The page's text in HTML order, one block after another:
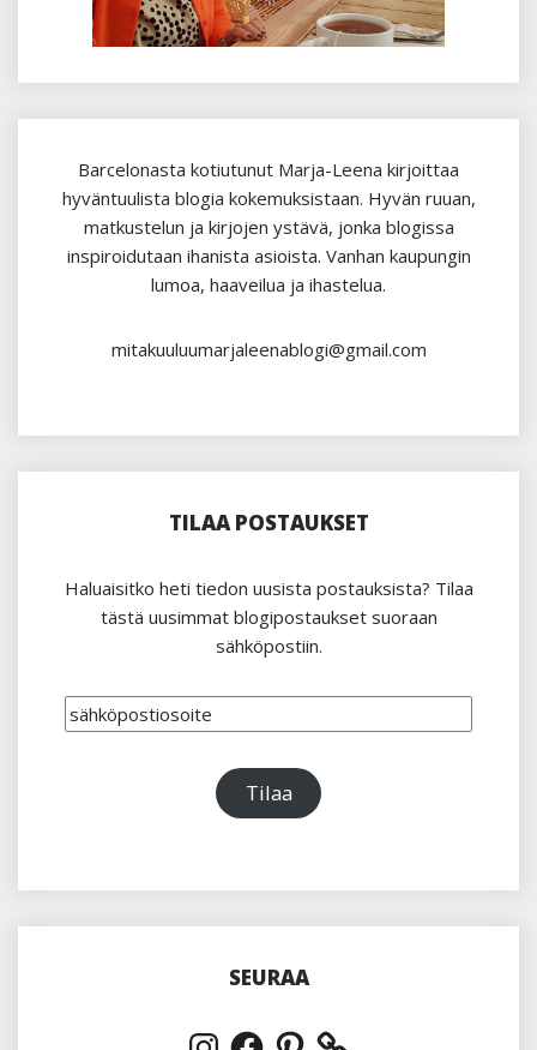
Barcelonasta kotiutunut Marja-Leena kirjoittaa
hyväntuulista blogia kokemuksistaan. Hyvän ruuan,
matkustelun ja kirjojen ystävä, jonka blogissa
inspiroidutaan ihanista asioista. Vanhan kaupungin
lumoa, haaveilua ja ihastelua.
mitakuuluumarjaleenablogi@gmail.com
TILAA POSTAUKSET
Haluaisitko heti tiedon uusista postauksista? Tilaa
tästä uusimmat blogipostaukset suoraan
sähköpostiin.
sähköpostiosoite
Tilaa
SEURAA
InstagramFacebookPinterest